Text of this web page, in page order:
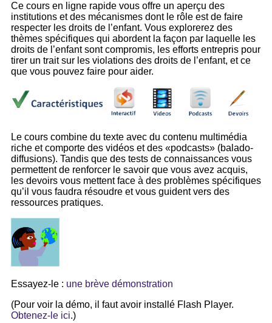
Ce cours en ligne rapide vous offre un aperçu des
institutions et des mécanismes dont le rôle est de faire
respecter les droits de l’enfant. Vous explorerez des
thèmes spécifiques qui abordent la façon par laquelle les
droits de l’enfant sont compromis, les efforts entrepris pour
tirer un trait sur les violations des droits de l’enfant, et ce
que vous pouvez faire pour aider.
Le cours combine du texte avec du contenu multimédia
riche et comporte des vidéos et des «podcasts» (balado-
diffusions). Tandis que des tests de connaissances vous
permettent de renforcer le savoir que vous avez acquis,
les devoirs vous mettent face à des problèmes spécifiques
qu’il vous faudra résoudre et vous guident vers des
ressources pratiques.
Essayez-le : une brève démonstration
(Pour voir la démo, il faut avoir installé Flash Player.
Obtenez-le ici.)